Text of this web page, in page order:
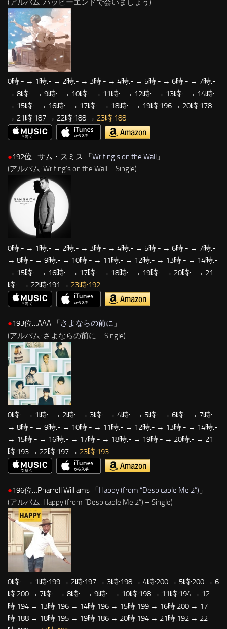
(アルバム: ハッピーエンドで会いましょう)
0時:- → 1時:- → 2時:- → 3時:- → 4時:- → 5時:- → 6時:- → 7時:-
→ 8時:- → 9時:- → 10時:- → 11時:- → 12時:- → 13時:- → 14時:-
→ 15時:- → 16時:- → 17時:- → 18時:- → 19時:196 → 20時:178
→ 21時:187 → 22時:188 → 23時:188
●192位…サム・スミス 「Writing’s on the Wall 」
(アルバム: Writing’s on the Wall – Single)
0時:- → 1時:- → 2時:- → 3時:- → 4時:- → 5時:- → 6時:- → 7時:-
→ 8時:- → 9時:- → 10時:- → 11時:- → 12時:- → 13時:- → 14時:-
→ 15時:- → 16時:- → 17時:- → 18時:- → 19時:- → 20時:- → 21
時:- → 22時:191 → 23時:192
●193位…AAA 「さよならの前に 」
(アルバム: さよならの前に – Single)
0時:- → 1時:- → 2時:- → 3時:- → 4時:- → 5時:- → 6時:- → 7時:-
→ 8時:- → 9時:- → 10時:- → 11時:- → 12時:- → 13時:- → 14時:-
→ 15時:- → 16時:- → 17時:- → 18時:- → 19時:- → 20時:- → 21
時:193 → 22時:197 → 23時:193
●196位…Pharrell Williams 「 Happy (from “Despicable Me 2”) 」
(アルバム: Happy (from “Despicable Me 2”) – Single)
0時:- → 1時:199 → 2時:197 → 3時:198 → 4時:200 → 5時:200 → 6
時:200 → 7時:- → 8時:- → 9時:- → 10時:198 → 11時:194 → 12
時:194 → 13時:196 → 14時:196 → 15時:199 → 16時:200 → 17
時:188 → 18時:195 → 19時:186 → 20時:194 → 21時:192 → 22